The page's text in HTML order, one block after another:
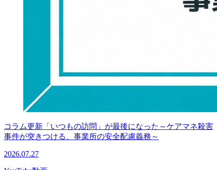
コラム更新「いつもの訪問」が最後になった～ケアマネ殺害
事件が突きつける、事業所の安全配慮義務～
2026.07.27